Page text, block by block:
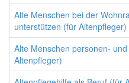
Alte Menschen bei der
unterstützen (für Altenpfleger)
Alte Menschen personen-
Altenpfleger)